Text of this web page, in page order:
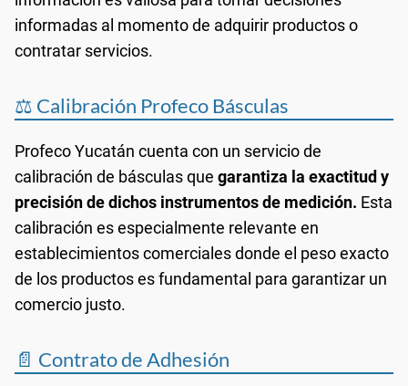
informadas al momento de adquirir productos o
contratar servicios.
⚖️ Calibración Profeco Básculas
Profeco Yucatán cuenta con un servicio de
calibración de básculas que garantiza la exactitud y
precisión de dichos instrumentos de medición. Esta
calibración es especialmente relevante en
establecimientos comerciales donde el peso exacto
de los productos es fundamental para garantizar un
comercio justo.
📄 Contrato de Adhesión